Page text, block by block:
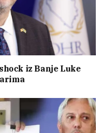
iz Banje Luke